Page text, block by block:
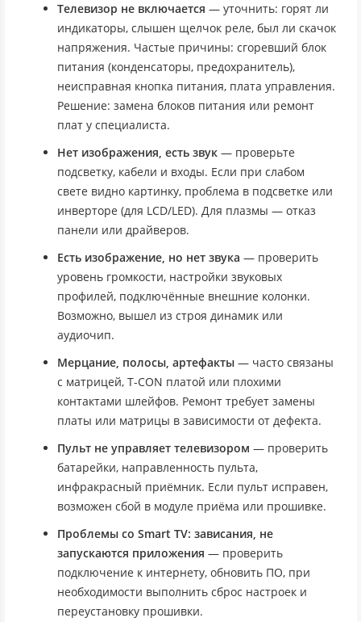
Телевизор не включается — уточнить: горят ли
индикаторы, слышен щелчок реле, был ли скачок
напряжения. Частые причины: сгоревший блок
питания (конденсаторы, предохранитель),
неисправная кнопка питания, плата управления.
Решение: замена блоков питания или ремонт
плат у специалиста.
Нет изображения, есть звук — проверьте
подсветку, кабели и входы. Если при слабом
свете видно картинку, проблема в подсветке или
инверторе (для LCD/LED). Для плазмы — отказ
панели или драйверов.
Есть изображение, но нет звука — проверить
уровень громкости, настройки звуковых
профилей, подключённые внешние колонки.
Возможно, вышел из строя динамик или
аудиочип.
Мерцание, полосы, артефакты — часто связаны
с матрицей, T-CON платой или плохими
контактами шлейфов. Ремонт требует замены
платы или матрицы в зависимости от дефекта.
Пульт не управляет телевизором — проверить
батарейки, направленность пульта,
инфракрасный приёмник. Если пульт исправен,
возможен сбой в модуле приёма или прошивке.
Проблемы со Smart TV: зависания, не
запускаются приложения — проверить
подключение к интернету, обновить ПО, при
необходимости выполнить сброс настроек и
переустановку прошивки.